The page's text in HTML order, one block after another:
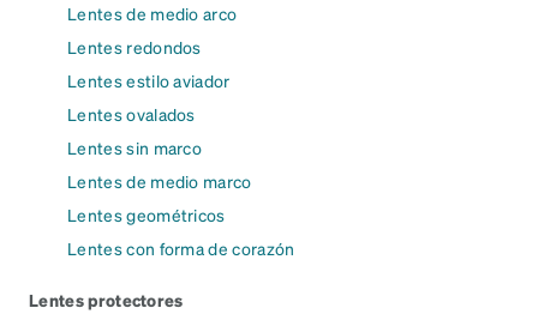
Lentes de medio arco
Lentes redondos
Lentes estilo aviador
Lentes ovalados
Lentes sin marco
Lentes de medio marco
Lentes geométricos
Lentes con forma de corazón
Lentes protectores